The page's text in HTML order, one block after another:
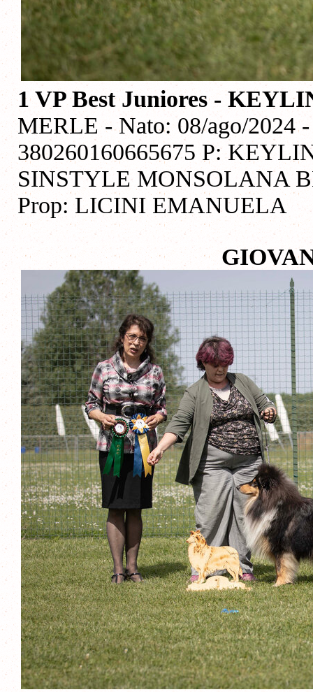
1 VP Best Juniores -
MERLE - Nato: 08/ago/2024
380260160665675 P:
SINSTYLE MONSOLANA
Prop: LICINI EMANUELA